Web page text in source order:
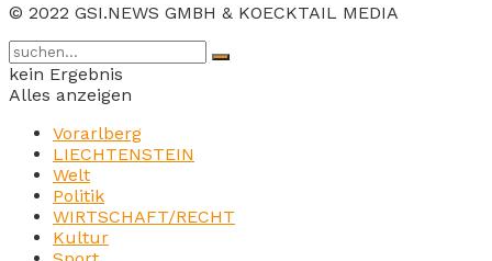
© 2022 GSI.NEWS GMBH & KOECKTAIL MEDIA
kein Ergebnis
Alles anzeigen
Vorarlberg
LIECHTENSTEIN
Welt
Politik
WIRTSCHAFT/RECHT
Kultur